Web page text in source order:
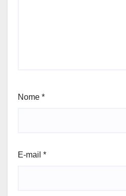
Nome *
E-mail *